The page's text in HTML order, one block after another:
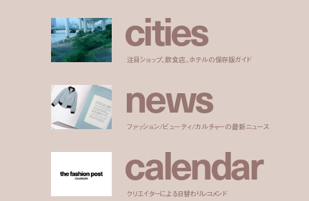
cities
注目ショップ、飲食店、ホテルの保存版ガイド
news
ファッション/ビューティ/カルチャーの最新ニュース
calendar
クリエイターによる日替わりレコメンド